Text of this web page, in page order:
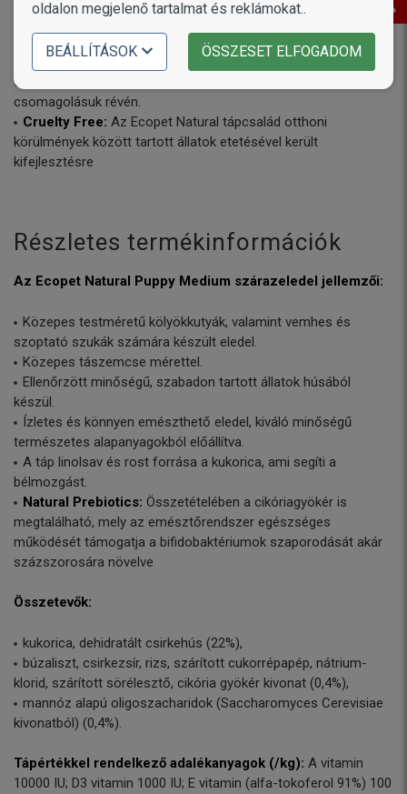
A legfejlettebb gyártási és csomagolási technológiával
készülnek szigorú minőség-ellenőrzés mellett. Olyan
technológiával csomagolják, amely a legjobban biztosítja a
tápanyagok megőrzését, a tökéletesen záródó
csomagolásuk révén.
Cruelty Free: Az Ecopet Natural tápcsalád otthoni
körülmények között tartott állatok etetésével került
kifejlesztésre
Részletes termékinformációk
Az Ecopet Natural Puppy Medium szárazeledel jellemzői:
Közepes testméretű kölyökkutyák, valamint vemhes és
szoptató szukák számára készült eledel.
Közepes tászemcse mérettel.
Ellenőrzött minőségű, szabadon tartott állatok húsából
készül.
Ízletes és könnyen emészthető eledel, kiváló minőségű
természetes alapanyagokból előállítva.
A táp linolsav és rost forrása a kukorica, ami segíti a
bélmozgást.
Natural Prebiotics: Összetételében a cikóriagyökér is
megtalálható, mely az emésztőrendszer egészséges
működését támogatja a bifidobaktériumok szaporodását akár
százszorosára növelve
Összetevők:
kukorica, dehidratált csirkehús (22%),
búzaliszt, csirkezsír, rizs, szárított cukorrépapép, nátrium-
klorid, szárított sörélesztő, cikória gyökér kivonat (0,4%),
mannóz alapú oligoszacharidok (Saccharomyces Cerevisiae
kivonatból) (0,4%).
Tápértékkel rendelkező adalékanyagok (/kg): A vitamin
10000 IU; D3 vitamin 1000 IU; E vitamin (alfa-tokoferol 91%) 100
oldalon megjelenő tartalmat és reklámokat..
BEÁLLÍTÁSOK ÖSSZESET ELFOGADOM